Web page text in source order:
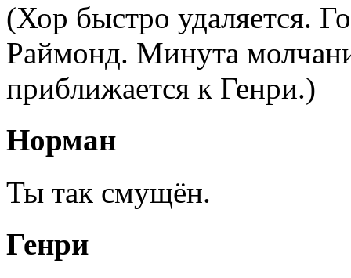
(Хор быстро удаляется.
Раймонд. Минута
приближается к Генри.)
Норман
Ты так смущён.
Генри